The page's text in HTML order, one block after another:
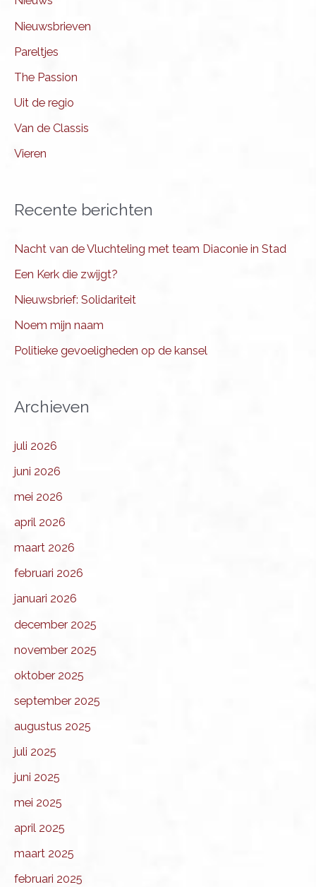
Nieuwsbrieven
Pareltjes
The Passion
Uit de regio
Van de Classis
Vieren
Recente berichten
Nacht van de Vluchteling met team Diaconie in Stad
Een Kerk die zwijgt?
Nieuwsbrief: Solidariteit
Noem mijn naam
Politieke gevoeligheden op de kansel
Archieven
juli 2026
juni 2026
mei 2026
april 2026
maart 2026
februari 2026
januari 2026
december 2025
november 2025
oktober 2025
september 2025
augustus 2025
juli 2025
juni 2025
mei 2025
april 2025
maart 2025
februari 2025